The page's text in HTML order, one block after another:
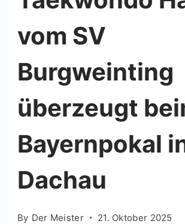
vom SV
Burgweinting
überzeugt
Bayernpokal
Dachau
By Der Meister 21. Oktober 2025